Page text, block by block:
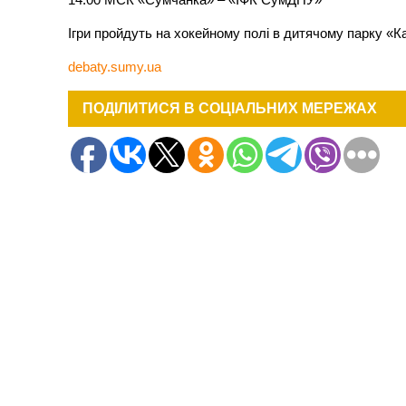
Ігри пройдуть на хокейному полі в дитячому парку
debaty.sumy.ua
ПОДІЛИТИСЯ В СОЦІАЛЬНИХ МЕРЕЖАХ